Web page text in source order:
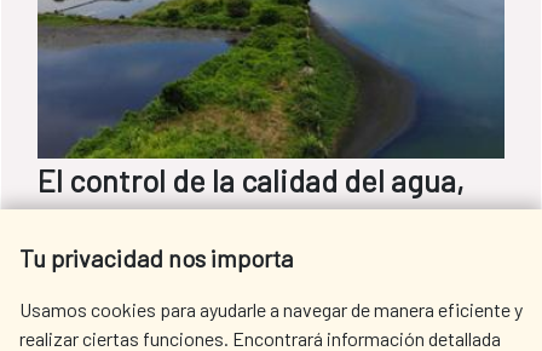
El control de la calidad del agua,
sostenible de los recursos hídricos
Conseguir que el agua siga siendo un bien
Tu privacidad nos importa
Usamos cookies para ayudarle a navegar de manera eficiente y
realizar ciertas funciones. Encontrará información detallada